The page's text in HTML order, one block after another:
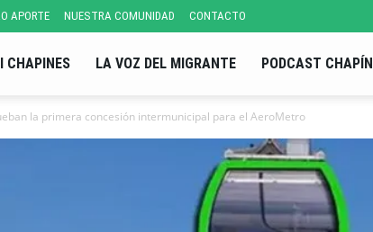
APORTE NUESTRA COMUNIDAD CONTACTO
CHAPINES LA VOZ DEL MIGRANTE PODCAST CHAPÍN
la primera concesión intermunicipal para el AeroMetro